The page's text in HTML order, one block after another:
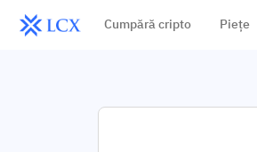
Cumpără cripto Piețe